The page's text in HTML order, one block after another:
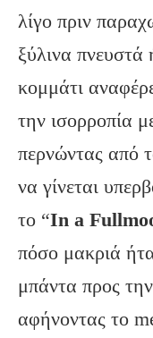
λίγο πριν
ξύλινα
κομμάτι
την ισορροπία
περνώντας από
να γίνεται
το “In a
πόσο μακριά
μπάντα προς
αφήνοντας το